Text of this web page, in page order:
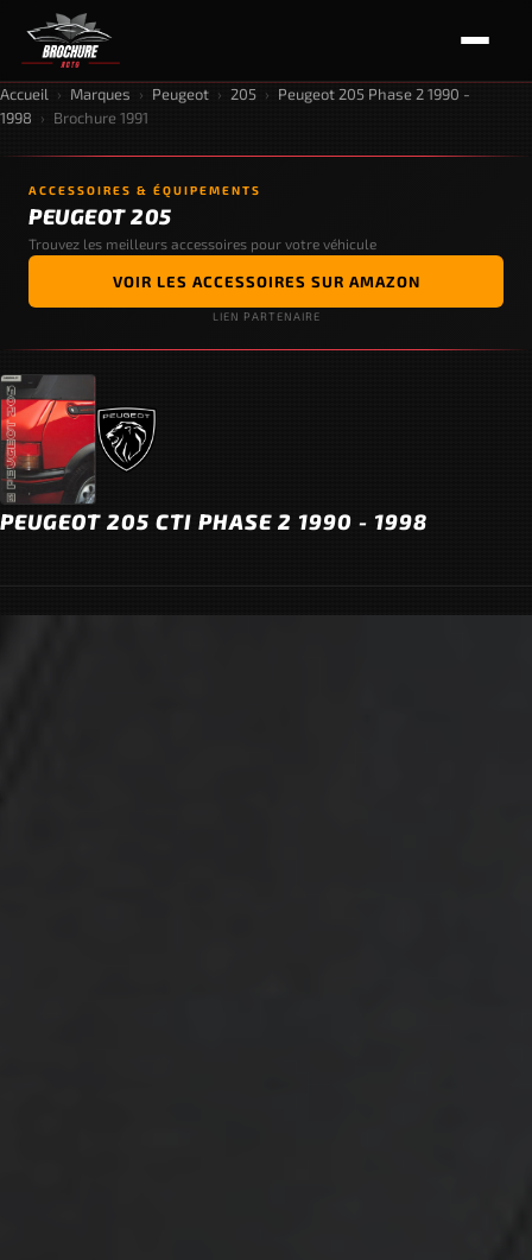
Accueil › Marques › Peugeot › 205 › Peugeot 205 Phase 2 1990 -
1998 › Brochure 1991
ACCESSOIRES & ÉQUIPEMENTS
PEUGEOT 205
Trouvez les meilleurs accessoires pour votre véhicule
VOIR LES ACCESSOIRES SUR AMAZON
LIEN PARTENAIRE
PEUGEOT 205 CTI PHASE 2 1990 - 1998